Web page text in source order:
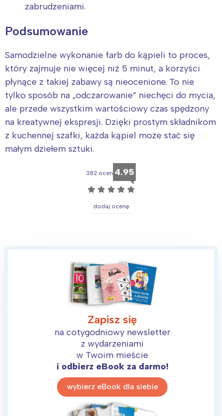
zabrudzeniami.
Podsumowanie
Samodzielne wykonanie farb do kąpieli to proces,
który zajmuje nie więcej niż 5 minut, a korzyści
płynące z takiej zabawy są nieocenione. To nie
tylko sposób na „odczarowanie” niechęci do mycia,
ale przede wszystkim wartościowy czas spędzony
na kreatywnej ekspresji. Dzięki prostym składnikom
z kuchennej szafki, każda kąpiel może stać się
małym dziełem sztuki.
382 ocen 4.95
☆ ☆ ☆ ☆ ☆
dodaj ocenę
Zapisz się
na cotygodniowy newsletter
z wydarzeniami
w Twoim mieście
i odbierz eBook za darmo!
wybierz eBook dla siebie